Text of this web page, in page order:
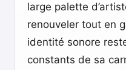
large palette
renouveler tout en
identité sonore
constants de sa